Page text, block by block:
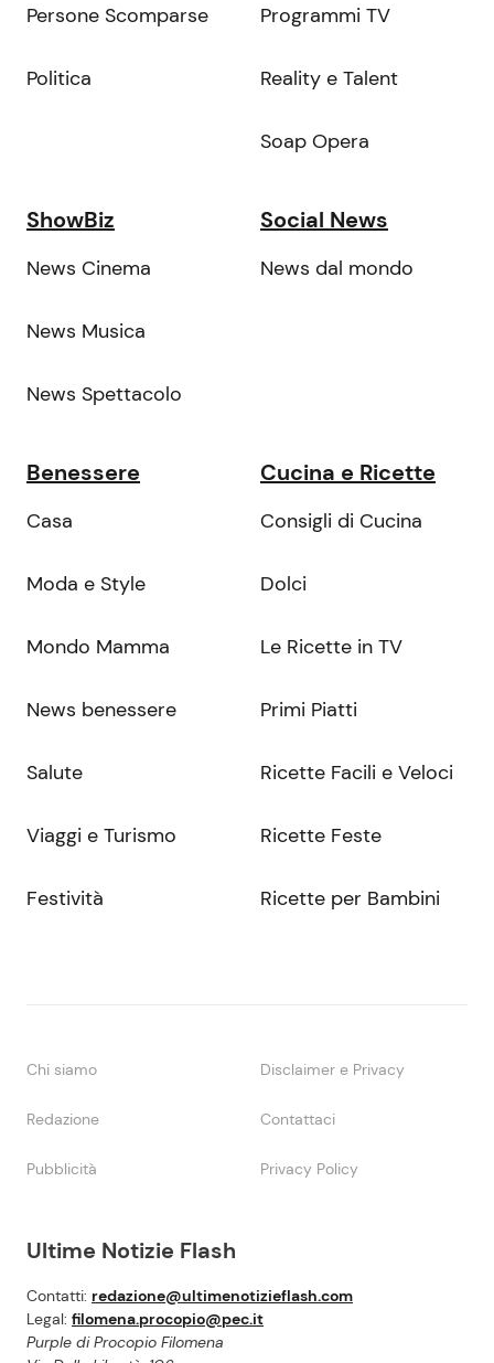
Ultime Notizie Flash
Contatti: redazione@ultimenotizieflash.com
Legal: filomena.procopio@pec.it
Purple di Procopio Filomena
Persone Scomparse
Politica
Programmi TV
Reality e Talent
Soap Opera
ShowBiz
News Cinema
News Musica
News Spettacolo
Social News
News dal mondo
Benessere
Casa
Moda e Style
Mondo Mamma
News benessere
Salute
Viaggi e Turismo
Festività
Cucina e Ricette
Consigli di Cucina
Dolci
Le Ricette in TV
Primi Piatti
Ricette Facili e Veloci
Ricette Feste
Ricette per Bambini
Chi siamo Disclaimer e Privacy
Redazione Contattaci
Pubblicità Privacy Policy